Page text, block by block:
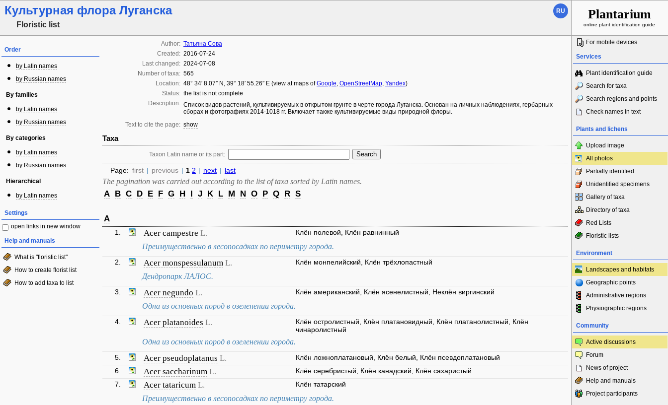
Культурная флора Луганска
Floristic list
RU Plantarium
online plant identification guide
Order
by Latin names
by Russian names
By families
by Latin names
by Russian names
By categories
by Latin names
by Russian names
Hierarchical
by Latin names
Settings
open links in new window
Help and manuals
What is "floristic list"
How to create florist list
How to add taxa to list
Author: Татьяна Сова
Created: 2016-07-24
Last changed: 2024-07-08
Number of taxa: 565
Location: 48° 34′ 8.07″ N , 39° 18′ 55.26″ E (view at maps ofGoogle, OpenStreetMap, Yandex)
Status: the list is not complete
Description: Список видов растений, культивируемых в открытом грунте в черте города Луганска. Основан на личных наблюдениях, гербарных
сборах и фотографиях 2014-1018 гг. Включает также культивируемые виды природной флоры.
Text to cite the page: show
Taxa
Taxon Latin name or its part:
Page: first | previous | 1 2 | next | last
The pagination was carried out according to the list of taxa sorted by Latin names.
A B C D E F G H I J K L M N O P Q R S
A
1. Acer campestre L. Клён полевой, Клён равнинный
Преимущественно в лесопосадках по периметру города.
2. Acer monspessulanum L. Клён монпелийский, Клён трёхлопастный
Дендропарк ЛАЛОС.
3. Acer negundo L. Клён американский, Клён ясенелистный, Неклён виргинский
Одна из основных пород в озеленении города.
4. Acer platanoides L.
Клён остролистный, Клён платановидный, Клён платанолистный, Клён
чинаролистный
Одна из основных пород в озеленении города.
5. Acer pseudoplatanus L.
Клён ложноплатановый, Клён белый, Клён псевдоплатановый
6.
Acer saccharinum L.
Клён серебристый, Клён канадский, Клён сахаристый
7.
Acer tataricum L. Клён татарский
Преимущественно в лесопосадках по периметру города.
For mobile devices
Services
Plant identification guide
Search for taxa
Search regions and points
Check names in text
Plants and lichens
Upload image
All photos
Partially identified
Unidentified specimens
Gallery of taxa
Directory of taxa
Red Lists
Floristic lists
Environment
Landscapes and habitats
Geographic points
Administrative regions
Physiographic regions
Community
Active discussions
Forum
News of project
Help and manuals
Project participants